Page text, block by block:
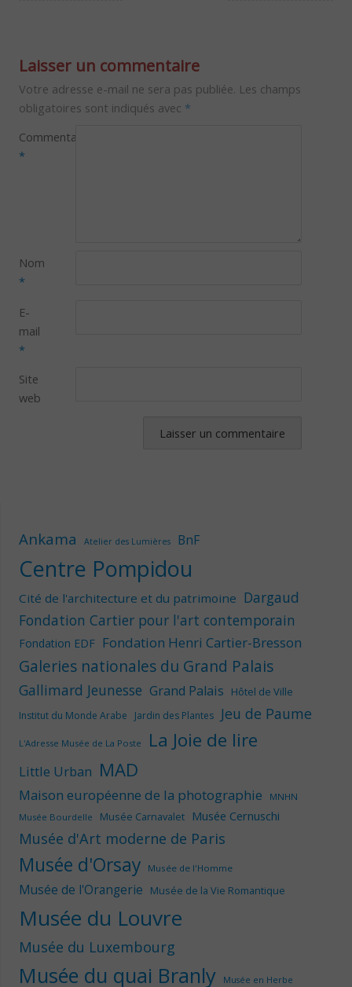
Laisser un commentaire
Votre adresse e-mail ne sera pas publiée. Les champs
obligatoires sont indiqués avec *
Commentaire
*
Nom
*
E-
mail
*
Site
web
Ankama Atelier des Lumières BnF
Centre Pompidou
Cité de l'architecture et du patrimoine Dargaud
Fondation Cartier pour l'art contemporain
Fondation EDF Fondation Henri Cartier-Bresson
Galeries nationales du Grand Palais
Gallimard Jeunesse Grand Palais Hôtel de Ville
Institut du Monde Arabe Jardin des Plantes Jeu de Paume
L'Adresse Musée de La Poste La Joie de lire
Little Urban MAD
Maison européenne de la photographie
MNHN
Musée Bourdelle
Musée Carnavalet Musée Cernuschi
Musée d'Art moderne de Paris
Musée d'Orsay Musée de l'Homme
Musée de l'Orangerie Musée de la Vie Romantique
Musée du Louvre
Musée du Luxembourg
Musée du quai Branly Musée en Herbe